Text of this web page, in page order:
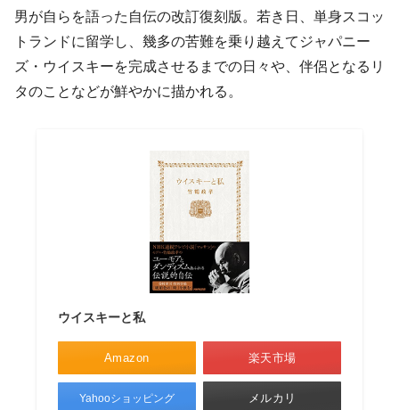
男が自らを語った自伝の改訂復刻版。若き日、単身スコッ
トランドに留学し、幾多の苦難を乗り越えてジャパニー
ズ・ウイスキーを完成させるまでの日々や、伴侶となるリ
タのことなどが鮮やかに描かれる。
ウイスキーと私
Amazon 楽天市場
Yahooショッピング メルカリ